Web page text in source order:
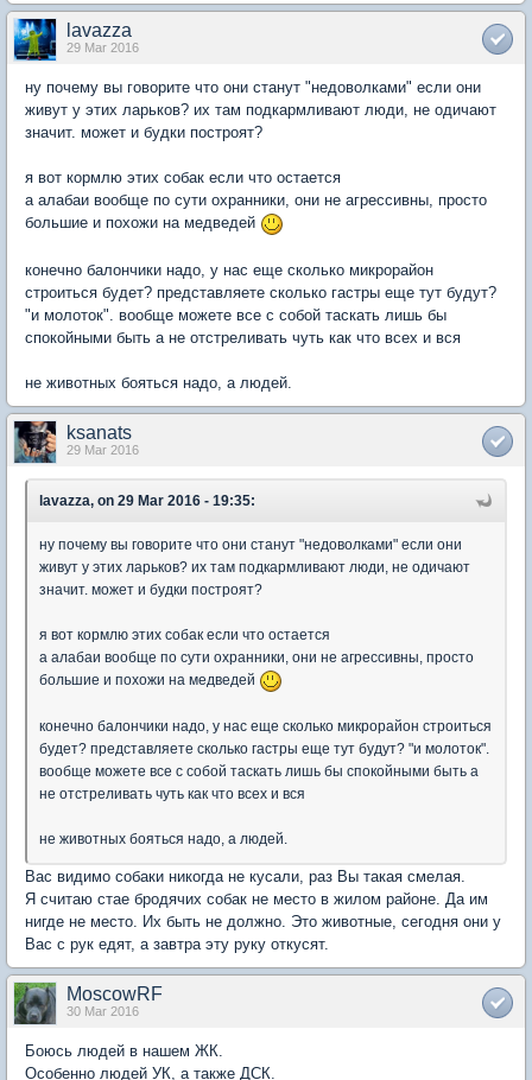
lavazza
29 Mar 2016
ну почему вы говорите что они станут "недоволками" если они
живут у этих ларьков? их там подкармливают люди, не одичают
значит. может и будки построят?
я вот кормлю этих собак если что остается
а алабаи вообще по сути охранники, они не агрессивны, просто
большие и похожи на медведей
конечно балончики надо, у нас еще сколько микрорайон
строиться будет? представляете сколько гастры еще тут будут?
"и молоток". вообще можете все с собой таскать лишь бы
спокойными быть а не отстреливать чуть как что всех и вся
не животных бояться надо, а людей.
ksanats
29 Mar 2016
lavazza, on 29 Mar 2016 - 19:35:
ну почему вы говорите что они станут "недоволками" если они
живут у этих ларьков? их там подкармливают люди, не одичают
значит. может и будки построят?
я вот кормлю этих собак если что остается
а алабаи вообще по сути охранники, они не агрессивны, просто
большие и похожи на медведей
конечно балончики надо, у нас еще сколько микрорайон строиться
будет? представляете сколько гастры еще тут будут? "и молоток".
вообще можете все с собой таскать лишь бы спокойными быть а
не отстреливать чуть как что всех и вся
не животных бояться надо, а людей.
Вас видимо собаки никогда не кусали, раз Вы такая смелая.
Я считаю стае бродячих собак не место в жилом районе. Да им
нигде не место. Их быть не должно. Это животные, сегодня они у
Вас с рук едят, а завтра эту руку откусят.
MoscowRF
30 Mar 2016
Боюсь людей в нашем ЖК.
Особенно людей УК, а также ДСК.